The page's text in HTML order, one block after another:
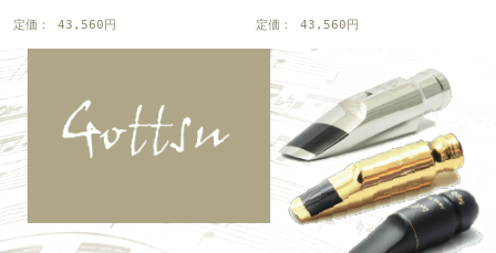
定価： 43,560円 定価： 43,560円